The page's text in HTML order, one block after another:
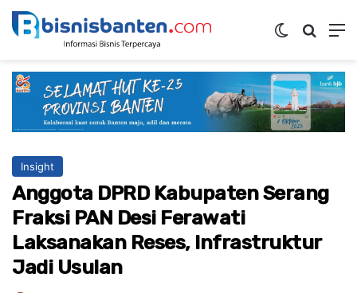
Switch skin
Insight
Anggota DPRD Kabupaten Serang
Fraksi PAN Desi Ferawati
Laksanakan Reses, Infrastruktur
Jadi Usulan